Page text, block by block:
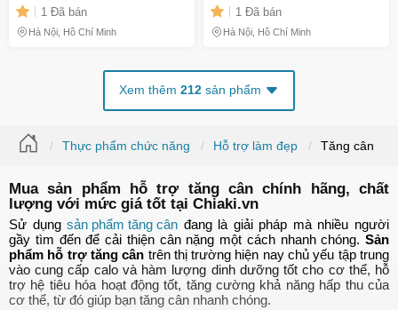
1 Đã bán
Hà Nội, Hồ Chí Minh
1 Đã bán
Hà Nội, Hồ Chí Minh
Xem thêm 212 sản phẩm
Thực phẩm chức năng Hỗ trợ làm đẹp Tăng cân
Mua sản phẩm hỗ trợ tăng cân chính hãng, chất
lượng với mức giá tốt tại Chiaki.vn
Sử dụngsản phẩm tăng cân đang là giải pháp mà nhiều người
gầy tìm đến để cải thiện cân nặng một cách nhanh chóng. Sản
phẩm hỗ trợ tăng cân trên thị trường hiện nay chủ yếu tập trung
vào cung cấp calo và hàm lượng dinh dưỡng tốt cho cơ thể, hỗ
trợ hệ tiêu hóa hoạt động tốt, tăng cường khả năng hấp thu của
cơ thể, từ đó giúp bạn tăng cân nhanh chóng.